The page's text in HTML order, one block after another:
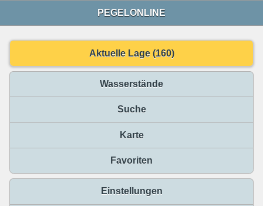
PEGELONLINE
Aktuelle Lage (160)
Wasserstände
Suche
Karte
Favoriten
Einstellungen